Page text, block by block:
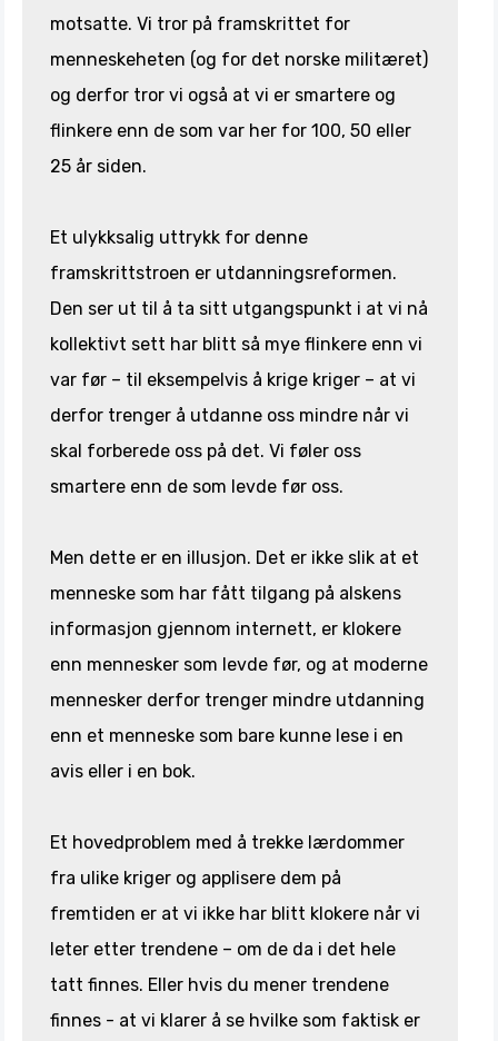
motsatte. Vi tror på framskrittet for
menneskeheten (og for det norske militæret)
og derfor tror vi også at vi er smartere og
flinkere enn de som var her for 100, 50 eller
25 år siden.
Et ulykksalig uttrykk for denne
framskrittstroen er utdanningsreformen.
Den ser ut til å ta sitt utgangspunkt i at vi nå
kollektivt sett har blitt så mye flinkere enn vi
var før – til eksempelvis å krige kriger – at vi
derfor trenger å utdanne oss mindre når vi
skal forberede oss på det. Vi føler oss
smartere enn de som levde før oss.
Men dette er en illusjon. Det er ikke slik at et
menneske som har fått tilgang på alskens
informasjon gjennom internett, er klokere
enn mennesker som levde før, og at moderne
mennesker derfor trenger mindre utdanning
enn et menneske som bare kunne lese i en
avis eller i en bok.
Et hovedproblem med å trekke lærdommer
fra ulike kriger og applisere dem på
fremtiden er at vi ikke har blitt klokere når vi
leter etter trendene – om de da i det hele
tatt finnes. Eller hvis du mener trendene
finnes - at vi klarer å se hvilke som faktisk er